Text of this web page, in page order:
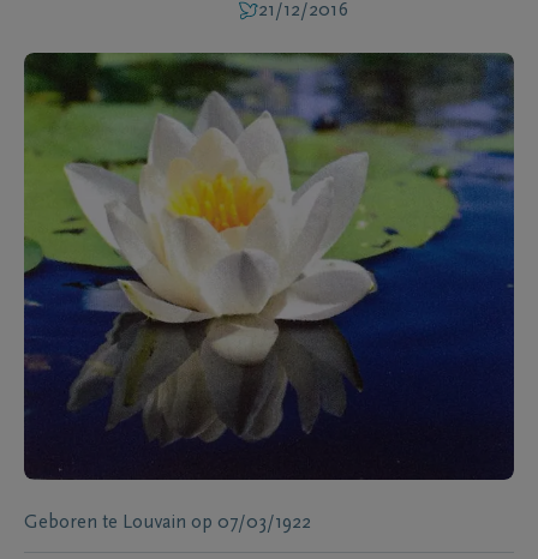
21/12/2016
Geboren te Louvain op 07/03/1922